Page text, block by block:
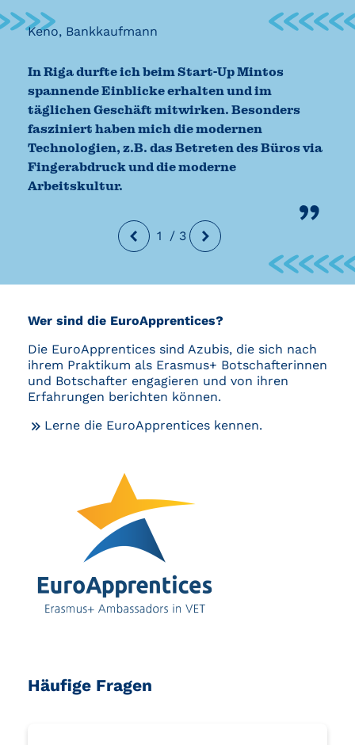
Keno, Bankkaufmann
In Riga durfte ich beim Start-Up Mintos
spannende Einblicke erhalten und im
täglichen Geschäft mitwirken. Besonders
fasziniert haben mich die modernen
Technologien, z.B. das Betreten des Büros via
Fingerabdruck und die moderne
Arbeitskultur.
1 / 3
Wer sind die EuroApprentices?
Die EuroApprentices sind Azubis, die sich nach
ihrem Praktikum als Erasmus+ Botschafterinnen
und Botschafter engagieren und von ihren
Erfahrungen berichten können.
Lerne die EuroApprentices kennen.
Häufige Fragen